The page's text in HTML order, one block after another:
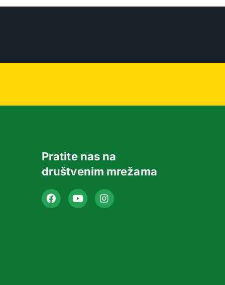
Pratite nas na
društvenim mrežama